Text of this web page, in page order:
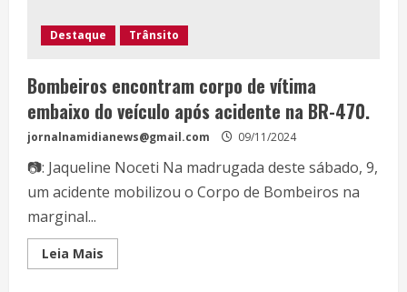
Destaque Trânsito
Bombeiros encontram corpo de vítima
embaixo do veículo após acidente na BR-470.
jornalnamidianews@gmail.com 09/11/2024
📷: Jaqueline Noceti Na madrugada deste sábado, 9,
um acidente mobilizou o Corpo de Bombeiros na
marginal...
Leia Mais